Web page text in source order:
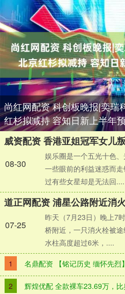
尚红网配资 科创板晚报|奕瑞
红杉拟减持 容知日新上半年
娱乐圈是一个五光十色
一些眼前的利益迷惑而
过有些女星却是无法回....
08-30
昨天（7月23日）晚上7
桥附近，一只消火栓被
水柱高度超过6米，....
07-25
1 名鼎配资 【铭记历史 缅怀先烈】杨靖宇支
2 辉煌优配 全款裸车23.69万，比奥迪